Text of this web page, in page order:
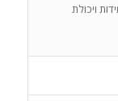
ויכולת